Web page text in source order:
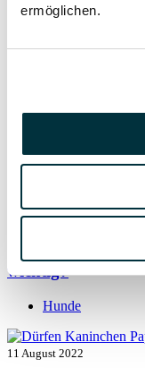
ermöglichen.
Was dürfen
Katzen
Vitamin B für den
Hunde
13 August 2022
wichtig?
Hunde
11 August 2022